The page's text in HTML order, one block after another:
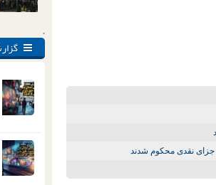
.
جزای نقدی محکوم شدند